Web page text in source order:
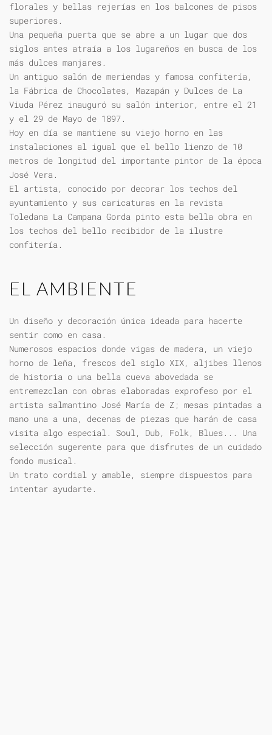
florales y bellas rejerías en los balcones de pisos
superiores.
Una pequeña puerta que se abre a un lugar que dos
siglos antes atraía a los lugareños en busca de los
más dulces manjares.
Un antiguo salón de meriendas y famosa confitería,
la Fábrica de Chocolates, Mazapán y Dulces de La
Viuda Pérez inauguró su salón interior, entre el 21
y el 29 de Mayo de 1897.
Hoy en día se mantiene su viejo horno en las
instalaciones al igual que el bello lienzo de 10
metros de longitud del importante pintor de la época
José Vera.
El artista, conocido por decorar los techos del
ayuntamiento y sus caricaturas en la revista
Toledana La Campana Gorda pinto esta bella obra en
los techos del bello recibidor de la ilustre
confitería.
EL AMBIENTE
Un diseño y decoración única ideada para hacerte
sentir como en casa.
Numerosos espacios donde vigas de madera, un viejo
horno de leña, frescos del siglo XIX, aljibes llenos
de historia o una bella cueva abovedada se
entremezclan con obras elaboradas exprofeso por el
artista salmantino José María de Z; mesas pintadas a
mano una a una, decenas de piezas que harán de casa
visita algo especial. Soul, Dub, Folk, Blues... Una
selección sugerente para que disfrutes de un cuidado
fondo musical.
Un trato cordial y amable, siempre dispuestos para
intentar ayudarte.